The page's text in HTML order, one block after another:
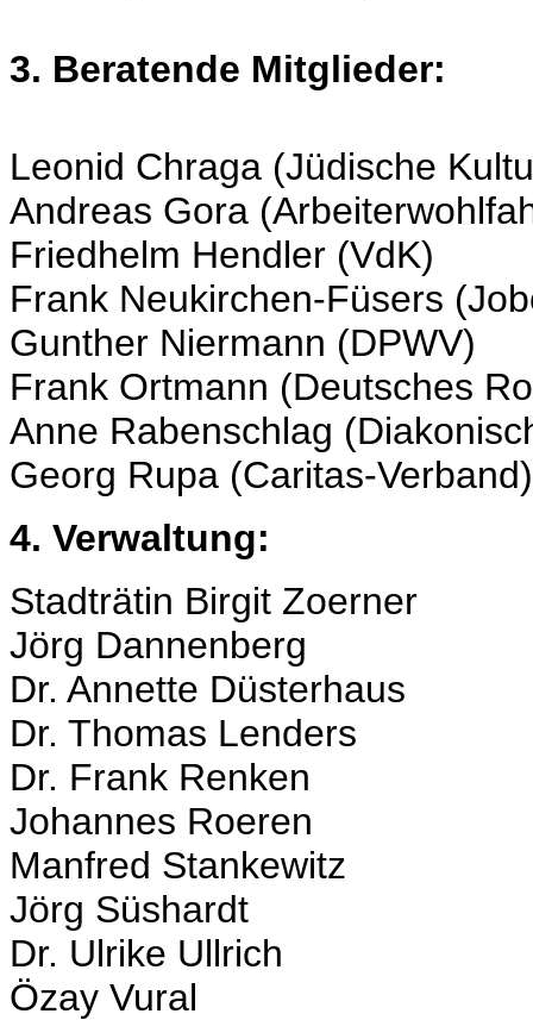
3. Beratende Mitglieder:
Leonid Chraga (Jüdische
Andreas Gora
Friedhelm Hendler (VdK)
Frank Neukirchen-Füsers
Gunther Niermann (DPWV)
Frank Ortmann (Deutsches
Anne Rabenschlag
Georg Rupa (Caritas-Verband)
4. Verwaltung:
Stadträtin Birgit Zoerner
Jörg Dannenberg
Dr. Annette Düsterhaus
Dr. Thomas Lenders
Dr. Frank Renken
Johannes Roeren
Manfred Stankewitz
Jörg Süshardt
Dr. Ulrike Ullrich
Özay Vural